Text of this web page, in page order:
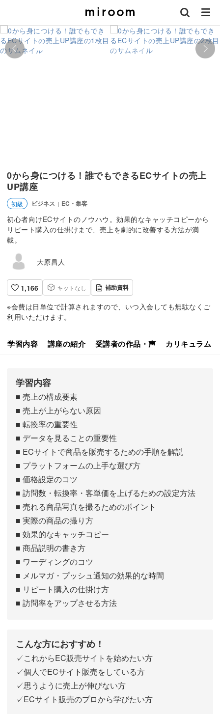
0から身につける！誰でもできるECサイトの売上
UP講座
初級 ビジネス | EC・集客
初心者向けECサイトのノウハウ。効果的なキャッチコピーから
リピート購入の仕掛けまで、売上を劇的に改善する方法が満
載。
大原昌人
1,166 キットなし 補助資料
※会費は日単位で計算されますので、いつ入会しても無駄なくご
利用いただけます。
学習内容 講座の紹介 受講者の作品・声 カリキュラム
学習内容
■ 売上の構成要素
■ 売上が上がらない原因
■ 転換率の重要性
■ データを見ることの重要性
■ ECサイトで商品を販売するための手順を解説
■ プラットフォームの上手な選び方
■ 価格設定のコツ
■ 訪問数・転換率・客単価を上げるための設定方法
■ 売れる商品写真を撮るためのポイント
■ 実際の商品の撮り方
■ 効果的なキャッチコピー
■ 商品説明の書き方
■ ワーディングのコツ
■ メルマガ・プッシュ通知の効果的な時間
■ リピート購入の仕掛け方
■ 訪問率をアップさせる方法
こんな方におすすめ！
✓これからEC販売サイトを始めたい方
✓個人でECサイト販売をしている方
✓思うように売上が伸びない方
✓ECサイト販売のプロから学びたい方